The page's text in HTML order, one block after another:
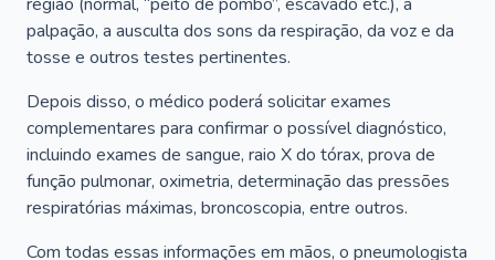
palpação, a ausculta dos sons da respiração, da voz e da
tosse e outros testes pertinentes.
Depois disso, o médico poderá solicitar exames
complementares para confirmar o possível diagnóstico,
incluindo exames de sangue, raio X do tórax, prova de
função pulmonar, oximetria, determinação das pressões
respiratórias máximas, broncoscopia, entre outros.
Com todas essas informações em mãos, o pneumologista